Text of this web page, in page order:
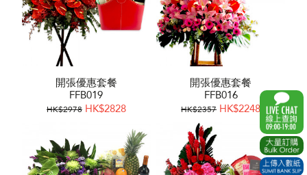
開張優惠套餐
FFB019
HK$2978 HK$2828
開張優惠套餐
FFB016
HK$2357 HK$2248